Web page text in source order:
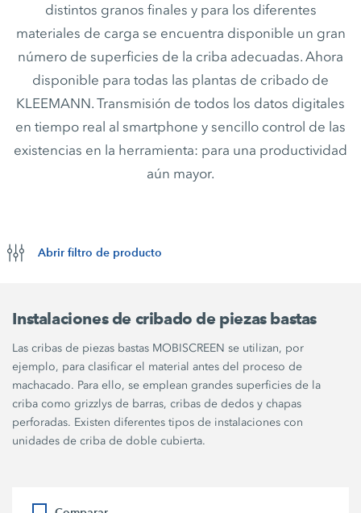
distintos granos finales y para los diferentes
materiales de carga se encuentra disponible un gran
número de superficies de la criba adecuadas. Ahora
disponible para todas las plantas de cribado de
KLEEMANN. Transmisión de todos los datos digitales
en tiempo real al smartphone y sencillo control de las
existencias en la herramienta: para una productividad
aún mayor.
Abrir filtro de producto
Instalaciones de cribado de piezas bastas
Las cribas de piezas bastas MOBISCREEN se utilizan, por
ejemplo, para clasificar el material antes del proceso de
machacado. Para ello, se emplean grandes superficies de la
criba como grizzlys de barras, cribas de dedos y chapas
perforadas. Existen diferentes tipos de instalaciones con
unidades de criba de doble cubierta.